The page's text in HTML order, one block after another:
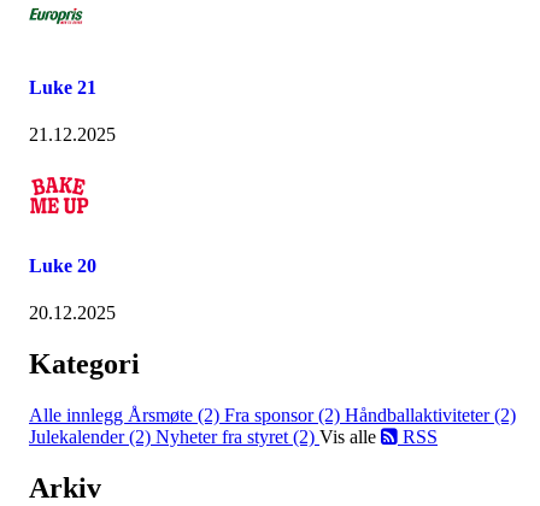
Luke 21
21.12.2025
Luke 20
20.12.2025
Kategori
Alle innlegg Årsmøte (2) Fra sponsor (2) Håndballaktiviteter (2)
Julekalender (2) Nyheter fra styret (2) Vis alle RSS
Arkiv